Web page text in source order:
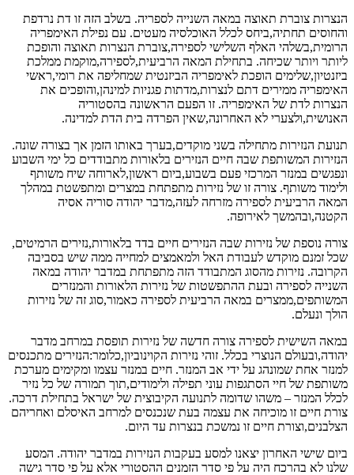
הנצרות צוברת תאוצה במאה השנייה לספריה. בשלב הזה זו דת נרדפת
והחוסים תחתיה,ביחס לכלל האוכלסיה מעטים. עם נפילת האימפריה
הרומית,בשלהי האלף השלישי לספירה,צוברת הנצרות תאוצה והופכת
ליותר ויותר שכיחה. בתחילת המאה הרביעית,לספירה,מוקמת ממלכת
ביזנטיון,שלימים הופכת לאימפריה הביזנטית שמחליפה את רומי,ראשי
האימפריה ממירים דתם לנצרות,מדתות פגניות למינהן,והופכים את
הנצרות לדת של האימפריה. זו הפעם הראשונה בהסטוריה
האנושית,ולצערי לא האחרונה,שאין הפרדה בית הדת למדינה.
תנועת הנזירות מתחילה בשני מוקדים,בערך באותו הזמן אך בצורה שונה.
הנזירות המשותפת שבה חיים הנזירים בלאורות מתבודדים כל ימי השבוע
ונפגשים במנזר המרכזי פעם בשבוע,ביום ראשון,לארוחה שיח משותף
ולימוד משותף. צורה זו של נזירות מתפתחת במצרים ומתפשטת במהלך
המאה הרביעית לספירה מזרחה לעזה,מדבר יהודה סוריה אסיה
הקטנה,ובהמשך לאירופה.
צורה נוספת של נזירות שבה הנזירים חיים בדד בלאורות,נזירים הרמיטים,
שכל זמנם מוקדש לעבודת האל ולמאמצים למחייה ממה שיש בסביבה
הקרובה. נזירות מהסוג המתבודד הזה מתפתחת במדבר יהודה במאה
השנייה לספירה ובעת ההתפשטות של נזירות הלאורות והמנזרים
המשותפים,ממצרים במאה הרביעית לספירה כאמור,סוג זה של נזירות
הולך ונעלם.
במאה השישית לספירה צורה חדשה של נזירות תופסת במרחב מדבר
יהודה,ובעולם הנוצרי בכלל. זוהי נזירות הקוינוביון,כלומר:הנזירים מתכנסים
למנזר אחת שמונהג על ידי אב המנזר. חיים במנזר עצמו ומקימים מערכת
משותפת של חיי הסתגפות עוני תפילה ולימודים,תוך תמורה של כל נזיר
לכלל המנזר – משהו שדומה לתנועה הקיבוצית של ישראל בתחילת דרכה.
צורת חיים זו מוכיחה את עצמה בעת שנכנסים למרחב האיסלם ואחריהם
הצלבנים,וצורת חיים זו נמשכת בנצרות עד היום.
ביום שישי האחרון יצאנו למסע בעקבות הנזירות במדבר יהודה. המסע
שלנו לא בהרכח היה על פי סדר הזמנים ההסטורי אלא על פי סדר גישה